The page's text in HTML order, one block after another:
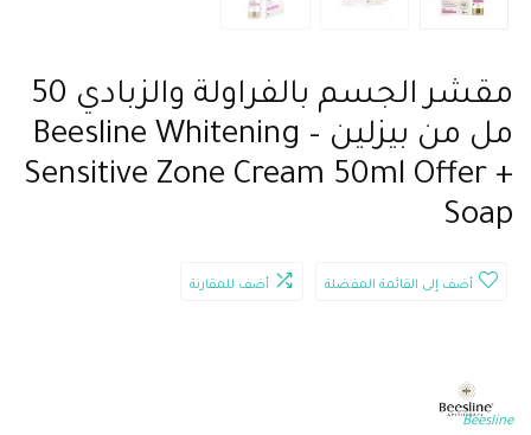
مقشر الجسم بالفراولة والزبادي 50
مل من بيزلين – Beesline Whitening
Sensitive Zone Cream 50ml Offer +
Soap
أضف إلى القائمة المفضلة أضف للمقارنة
Beesline